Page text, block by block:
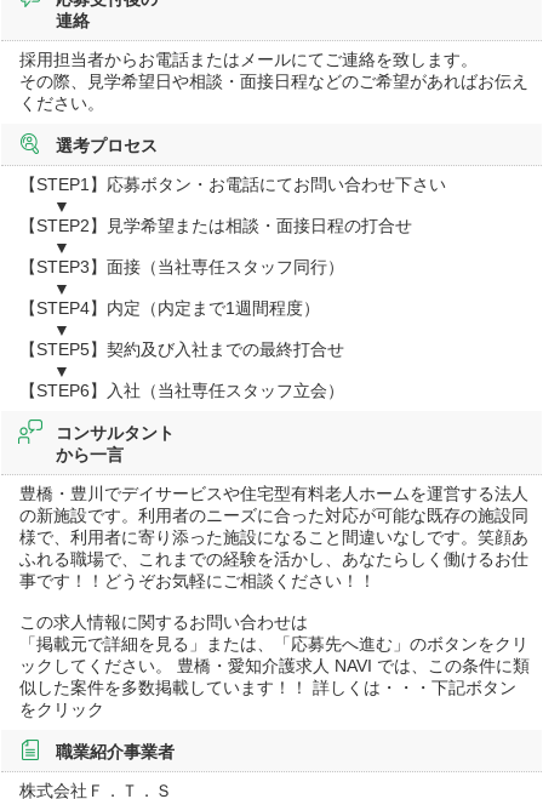
連絡
採用担当者からお電話またはメールにてご連絡を致します。
その際、見学希望日や相談・面接日程などのご希望があればお伝え
ください。
選考プロセス
【STEP1】応募ボタン・お電話にてお問い合わせ下さい
▼
【STEP2】見学希望または相談・面接日程の打合せ
▼
【STEP3】面接（当社専任スタッフ同行）
▼
【STEP4】内定（内定まで1週間程度）
▼
【STEP5】契約及び入社までの最終打合せ
▼
【STEP6】入社（当社専任スタッフ立会）
コンサルタント
から一言
豊橋・豊川でデイサービスや住宅型有料老人ホームを運営する法人
の新施設です。利用者のニーズに合った対応が可能な既存の施設同
様で、利用者に寄り添った施設になること間違いなしです。笑顔あ
ふれる職場で、これまでの経験を活かし、あなたらしく働けるお仕
事です！！どうぞお気軽にご相談ください！！
この求人情報に関するお問い合わせは
「掲載元で詳細を見る」または、「応募先へ進む」のボタンをクリ
ックしてください。 豊橋・愛知介護求人 NAVI では、この条件に類
似した案件を多数掲載しています！！ 詳しくは・・・下記ボタン
をクリック
職業紹介事業者
株式会社Ｆ．Ｔ．Ｓ